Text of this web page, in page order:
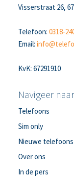
Visserstraat 26,
Telefoon:0318-
Email:
KvK: 67291910
Navigeer naar
Telefoons
Sim only
Nieuwe telefoons
Over ons
In de pers